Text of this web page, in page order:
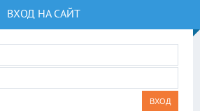
ВХОД НА САЙТ